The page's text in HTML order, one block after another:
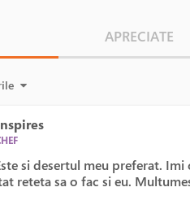
APRECIATE
si desertul meu preferat.
reteta sa o fac si eu.